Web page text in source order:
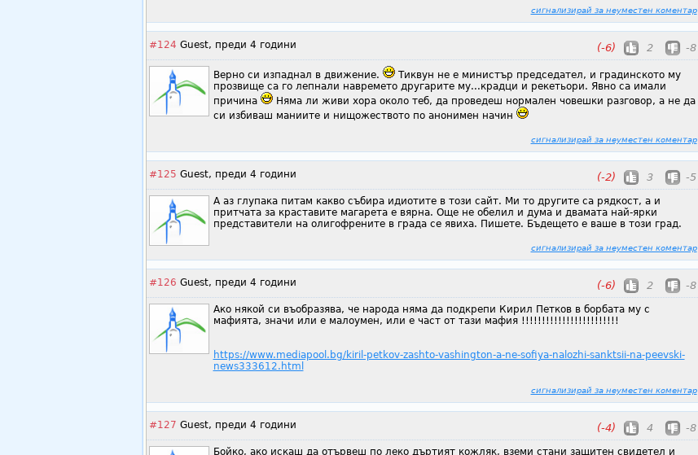
сигнализирай за неуместен коментар
#124 Guest, преди 4 години (-6) 2 -8
Верно си изпаднал в движение.
Тиквун не е министър председател, и градинското му
прозвище са го лепнали навремето другарите му...крадци и рекетьори. Явно са имали
причина
Няма ли живи хора около теб, да проведеш нормален човешки разговор, а не да
си избиваш маниите и нищожеството по анонимен начин
сигнализирай за неуместен коментар
#125 Guest, преди 4 години (-2) 3 -5
А аз глупака питам какво събира идиотите в този сайт. Ми то другите са рядкост, а и
притчата за краставите магарета е вярна. Още не обелил и дума и двамата най-ярки
представители на олигофрените в града се явиха. Пишете. Бъдещето е ваше в този град.
сигнализирай за неуместен коментар
#126 Guest, преди 4 години (-6) 2 -8
Ако някой си въобразява, че народа няма да подкрепи Кирил Петков в борбата му с
мафията, значи или е малоумен, или е част от тази мафия !!!!!!!!!!!!!!!!!!!!!!!!
https://www.mediapool.bg/kiril-petkov-zashto-vashington-a-ne-sofiya-nalozhi-sanktsii-na-peevski-
news333612.html
сигнализирай за неуместен коментар
#127 Guest, преди 4 години (-4) 4 -8
Бойко, ако искаш да отървеш по леко дъртият кожляк, вземи стани защитен свидетел и